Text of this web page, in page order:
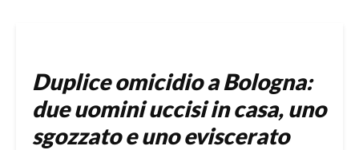
Duplice omicidio a Bologna:
due uomini uccisi in casa, uno
sgozzato e uno eviscerato